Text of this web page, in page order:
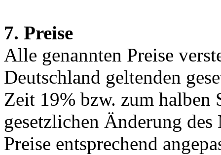
7. Preise
Alle genannten Preise
Deutschland geltenden
Zeit 19% bzw. zum halben
gesetzlichen Änderung
Preise entsprechend